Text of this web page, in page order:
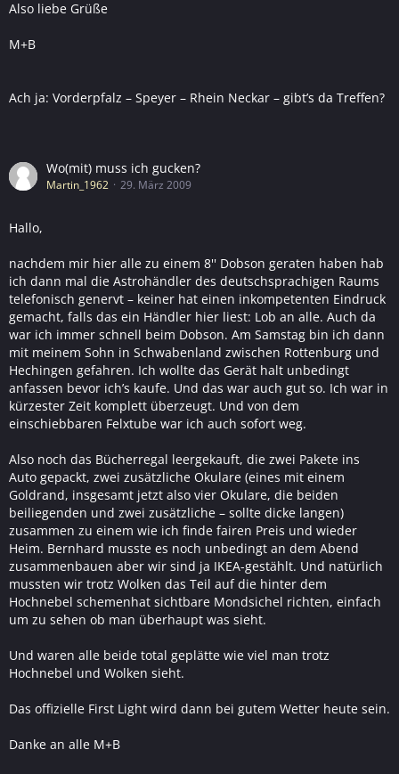
Also liebe Grüße
M+B
Ach ja: Vorderpfalz – Speyer – Rhein Neckar – gibt’s da Treffen?
Wo(mit) muss ich gucken?
Martin_1962 29. März 2009
Hallo,
nachdem mir hier alle zu einem 8'' Dobson geraten haben hab
ich dann mal die Astrohändler des deutschsprachigen Raums
telefonisch genervt – keiner hat einen inkompetenten Eindruck
gemacht, falls das ein Händler hier liest: Lob an alle. Auch da
war ich immer schnell beim Dobson. Am Samstag bin ich dann
mit meinem Sohn in Schwabenland zwischen Rottenburg und
Hechingen gefahren. Ich wollte das Gerät halt unbedingt
anfassen bevor ich’s kaufe. Und das war auch gut so. Ich war in
kürzester Zeit komplett überzeugt. Und von dem
einschiebbaren Felxtube war ich auch sofort weg.
Also noch das Bücherregal leergekauft, die zwei Pakete ins
Auto gepackt, zwei zusätzliche Okulare (eines mit einem
Goldrand, insgesamt jetzt also vier Okulare, die beiden
beiliegenden und zwei zusätzliche – sollte dicke langen)
zusammen zu einem wie ich finde fairen Preis und wieder
Heim. Bernhard musste es noch unbedingt an dem Abend
zusammenbauen aber wir sind ja IKEA-gestählt. Und natürlich
mussten wir trotz Wolken das Teil auf die hinter dem
Hochnebel schemenhat sichtbare Mondsichel richten, einfach
um zu sehen ob man überhaupt was sieht.
Und waren alle beide total geplätte wie viel man trotz
Hochnebel und Wolken sieht.
Das offizielle First Light wird dann bei gutem Wetter heute sein.
Danke an alle M+B